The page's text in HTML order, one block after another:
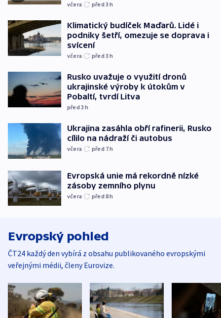
včera před 3h
Klimatický budíček Maďarů. Lidé i
podniky šetří, omezuje se doprava i
svícení
včera před 3h
Rusko uvažuje o využití dronů
ukrajinské výroby k útokům v
Pobaltí, tvrdí Litva
před 3h
Ukrajina zasáhla obří rafinerii, Rusko
cílilo na nádraží či autobus
včera před 7h
Evropská unie má rekordně nízké
zásoby zemního plynu
včera před 8h
Evropský pohled
ČT24 každý den vybírá z obsahu publikovaného evropskými
veřejnými médii, členy Eurovize.